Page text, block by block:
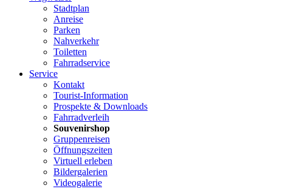
Stadtplan
Anreise
Parken
Nahverkehr
Toiletten
Fahrradservice
Service
Kontakt
Tourist-Information
Prospekte & Downloads
Fahrradverleih
Souvenirshop
Gruppenreisen
Öffnungszeiten
Virtuell erleben
Bildergalerien
Videogalerie